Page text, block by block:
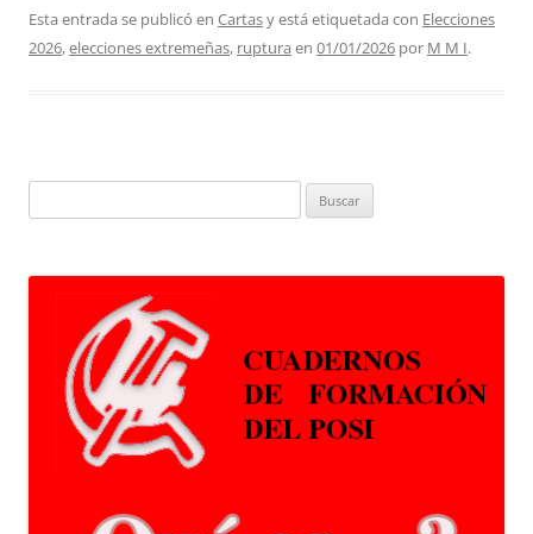
Esta entrada se publicó en Cartasy está etiquetada con Elecciones
2026,elecciones extremeñas, ruptura en 01/01/2026 por M M I.